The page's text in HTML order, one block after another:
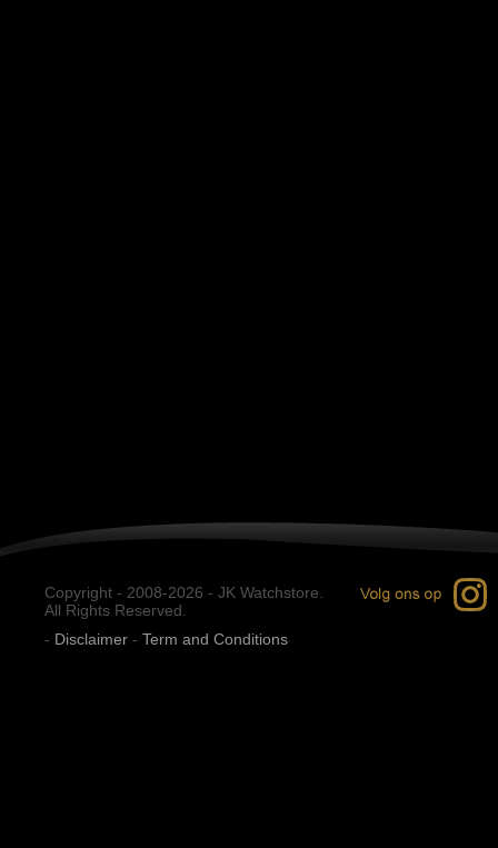
Copyright - 2008-2026 - JK Watchstore.
All Rights Reserved.
- Disclaimer - Term and Conditions